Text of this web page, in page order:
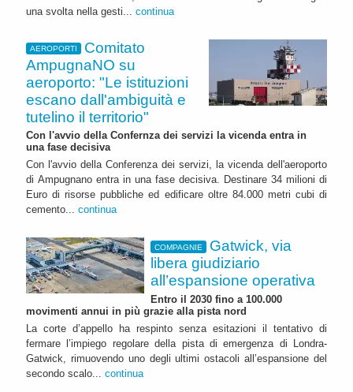
una svolta nella gesti... continua
AEROPORTI
Comitato
AmpugnaNO su
aeroporto: "Le istituzioni
escano dall'ambiguità e
tutelino il territorio"
Con l'avvio della Confernza dei servizi la vicenda entra in
una fase decisiva
Con l'avvio della Conferenza dei servizi, la vicenda dell'aeroporto
di Ampugnano entra in una fase decisiva. Destinare 34 milioni di
Euro di risorse pubbliche ed edificare oltre 84.000 metri cubi di
cemento... continua
COMPAGNIE
Gatwick, via
libera giudiziario
all’espansione operativa
Entro il 2030 fino a 100.000
movimenti annui in più grazie alla pista nord
La corte d’appello ha respinto senza esitazioni il tentativo di
fermare l’impiego regolare della pista di emergenza di Londra-
Gatwick, rimuovendo uno degli ultimi ostacoli all’espansione del
secondo scalo... continua